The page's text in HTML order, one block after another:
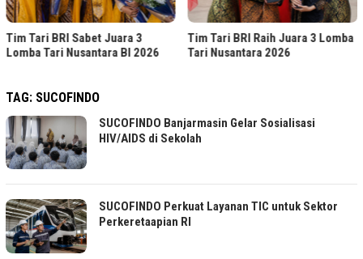
Tim Tari BRI Sabet Juara 3
Lomba Tari Nusantara BI 2026
Tim Tari BRI Raih Juara 3 Lomba
Tari Nusantara 2026
TAG: SUCOFINDO
SUCOFINDO Banjarmasin Gelar Sosialisasi
HIV/AIDS di Sekolah
SUCOFINDO Perkuat Layanan TIC untuk Sektor
Perkeretaapian RI